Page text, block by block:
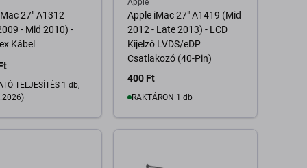
27" A1312
- Mid 2010) -
Kábel
TELJESÍTÉS 1 db,
Apple
Apple iMac 27" A1419 (Mid
2012 - Late 2013) - LCD
Kijelző LVDS/eDP
Csatlakozó (40-Pin)
400 Ft
RAKTÁRON 1 db